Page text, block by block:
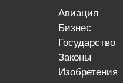
авиация
бизнес
государство
законы
изобретения